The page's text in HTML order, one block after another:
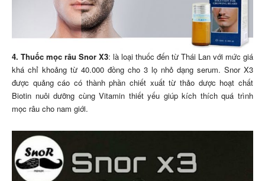
4. Thuốc mọc râu Snor X3: là loại thuốc đến từ Thái Lan với mức giá
khá chỉ khoảng từ 40.000 đồng cho 3 lọ nhỏ dạng serum. Snor X3
được quảng cáo có thành phần chiết xuất từ thảo dược hoạt chất
Biotin nuôi dưỡng cùng Vitamin thiết yếu giúp kích thích quá trình
mọc râu cho nam giới.